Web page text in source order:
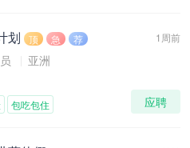
1周前
划 顶 急 荐
亚洲
应聘
包吃包住